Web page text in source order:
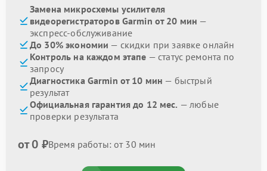
Замена микросхемы усилителя
видеорегистраторов Garmin от 20 мин —
экспресс-обслуживание
До 30% экономии — скидки при заявке онлайн
Контроль на каждом этапе — статус ремонта по
запросу
Диагностика Garmin от 10 мин — быстрый
результат
Официальная гарантия до 12 мес. — любые
проверки результата
от 0 ₽Время работы: от 30 мин